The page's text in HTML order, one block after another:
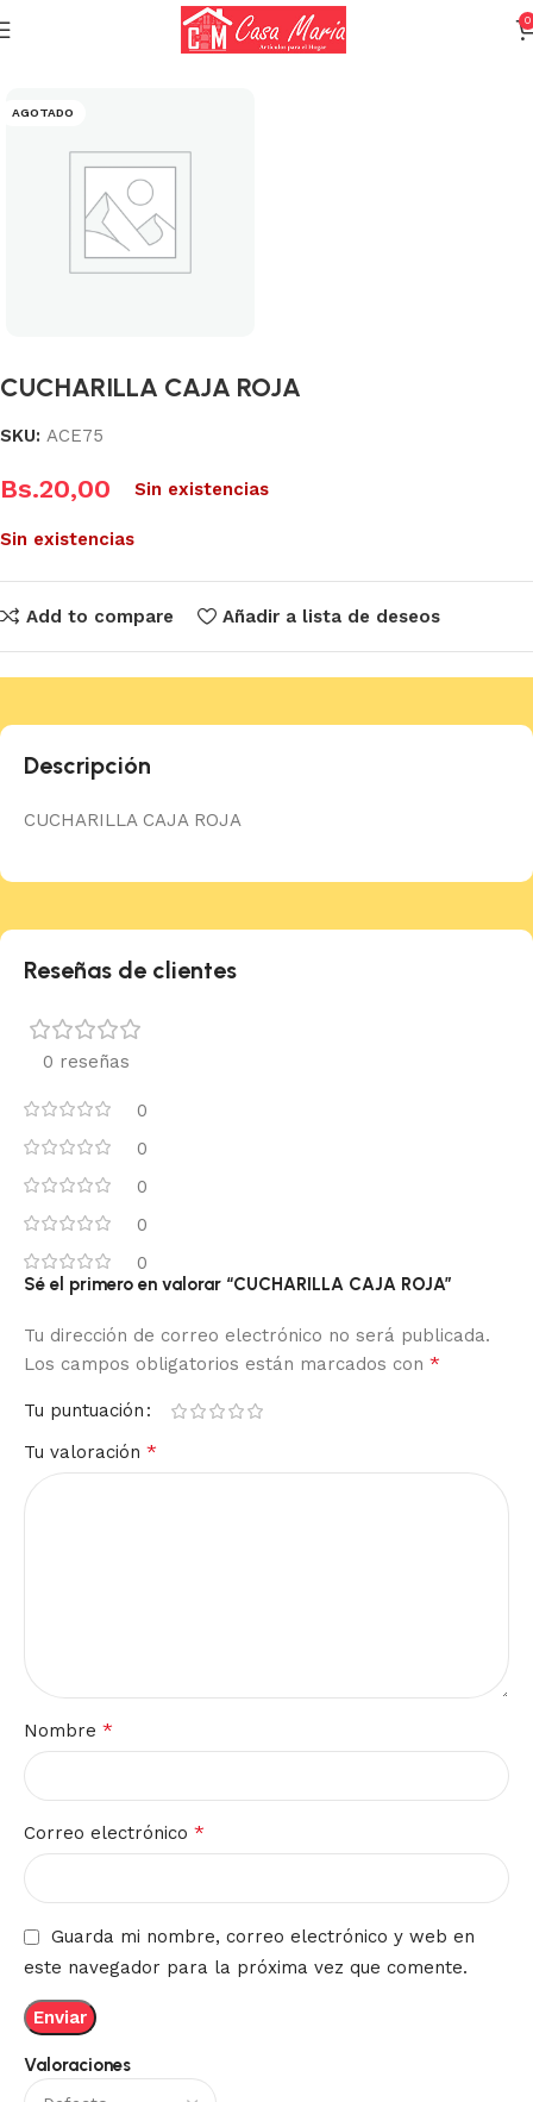
0
Varios (Menaje)
AGOTADO
CUCHARILLA CAJA ROJA
SKU: ACE75
Bs.20,00 Sin existencias
Sin existencias
Add to compare Añadir a lista de deseos
Descripción
CUCHARILLA CAJA ROJA
Reseñas de clientes
0 reseñas
0
0
0
0
0
Valoraciones
Sé el primero en valorar “CUCHARILLA CAJA ROJA”
Tu dirección de correo electrónico no será publicada.
Los campos obligatorios están marcados con *
Tu puntuación
Tu valoración *
Nombre *
Correo electrónico *
Guarda mi nombre, correo electrónico y web en
este navegador para la próxima vez que comente.